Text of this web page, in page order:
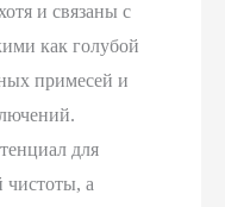
и связаны с
как голубой
примесей и
для
чистоты, а